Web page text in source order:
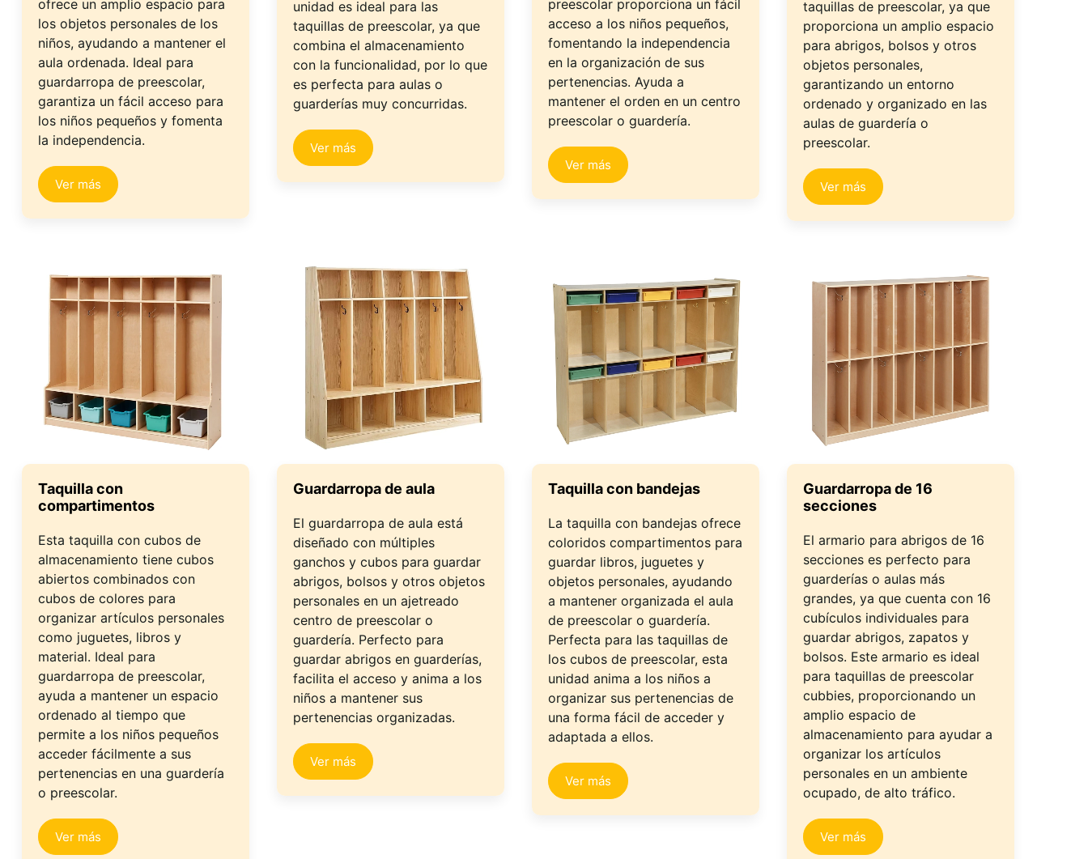
ofrece un amplio espacio para
los objetos personales de los
niños, ayudando a mantener el
aula ordenada. Ideal para
guardarropa de preescolar,
garantiza un fácil acceso para
los niños pequeños y fomenta
la independencia.
Ver más
unidad es ideal para las
taquillas de preescolar, ya que
combina el almacenamiento
con la funcionalidad, por lo que
es perfecta para aulas o
guarderías muy concurridas.
Ver más
preescolar proporciona un fácil
acceso a los niños pequeños,
fomentando la independencia
en la organización de sus
pertenencias. Ayuda a
mantener el orden en un centro
preescolar o guardería.
Ver más
taquillas de preescolar, ya que
proporciona un amplio espacio
para abrigos, bolsos y otros
objetos personales,
garantizando un entorno
ordenado y organizado en las
aulas de guardería o
preescolar.
Ver más
Taquilla con
compartimentos
Esta taquilla con cubos de
almacenamiento tiene cubos
abiertos combinados con
cubos de colores para
organizar artículos personales
como juguetes, libros y
material. Ideal para
guardarropa de preescolar,
ayuda a mantener un espacio
ordenado al tiempo que
permite a los niños pequeños
acceder fácilmente a sus
pertenencias en una guardería
o preescolar.
Ver más
Guardarropa de aula
El guardarropa de aula está
diseñado con múltiples
ganchos y cubos para guardar
abrigos, bolsos y otros objetos
personales en un ajetreado
centro de preescolar o
guardería. Perfecto para
guardar abrigos en guarderías,
facilita el acceso y anima a los
niños a mantener sus
pertenencias organizadas.
Ver más
Taquilla con bandejas
La taquilla con bandejas ofrece
coloridos compartimentos para
guardar libros, juguetes y
objetos personales, ayudando
a mantener organizada el aula
de preescolar o guardería.
Perfecta para las taquillas de
los cubos de preescolar, esta
unidad anima a los niños a
organizar sus pertenencias de
una forma fácil de acceder y
adaptada a ellos.
Ver más
Guardarropa de 16
secciones
El armario para abrigos de 16
secciones es perfecto para
guarderías o aulas más
grandes, ya que cuenta con 16
cubículos individuales para
guardar abrigos, zapatos y
bolsos. Este armario es ideal
para taquillas de preescolar
cubbies, proporcionando un
amplio espacio de
almacenamiento para ayudar a
organizar los artículos
personales en un ambiente
ocupado, de alto tráfico.
Ver más